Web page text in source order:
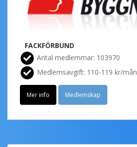
FACKFÖRBUND
Antal medlemmar: 103970
Medlemsavgift: 110-119 kr/mån
Mer info Medlemskap